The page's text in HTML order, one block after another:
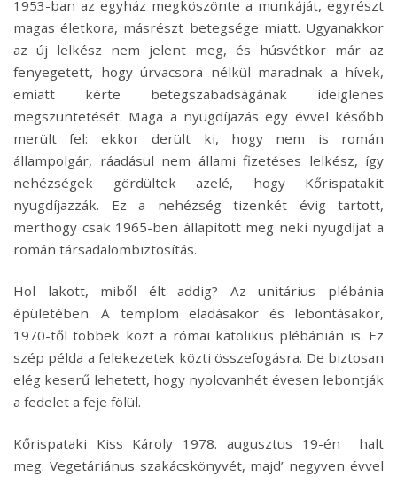
1953-ban az egyház megköszönte a munkáját, egyrészt
magas életkora, másrészt betegsége miatt. Ugyanakkor
az új lelkész nem jelent meg, és húsvétkor már az
fenyegetett, hogy úrvacsora nélkül maradnak a hívek,
emiatt kérte betegszabadságának ideiglenes
megszüntetését. Maga a nyugdíjazás egy évvel később
merült fel: ekkor derült ki, hogy nem is román
állampolgár, ráadásul nem állami fizetéses lelkész, így
nehézségek gördültek azelé, hogy Kőrispatakit
nyugdíjazzák. Ez a nehézség tizenkét évig tartott,
merthogy csak 1965-ben állapított meg neki nyugdíjat a
román társadalombiztosítás.
Hol lakott, miből élt addig? Az unitárius plébánia
épületében. A templom eladásakor és lebontásakor,
1970-től többek közt a római katolikus plébánián is. Ez
szép példa a felekezetek közti összefogásra. De biztosan
elég keserű lehetett, hogy nyolcvanhét évesen lebontják
a fedelet a feje fölül.
Kőrispataki Kiss Károly 1978. augusztus 19-én halt
meg. Vegetáriánus szakácskönyvét, majd’ negyven évvel